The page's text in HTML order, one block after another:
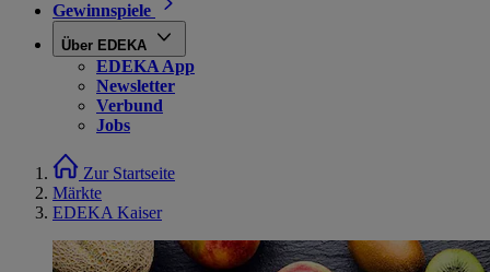
Gewinnspiele
Über EDEKA
EDEKA App
Newsletter
Verbund
Jobs
Zur Startseite
Märkte
EDEKA Kaiser